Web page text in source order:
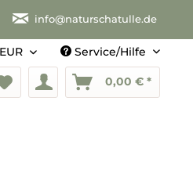
info@naturschatulle.de
Service/Hilfe
0,00 € *